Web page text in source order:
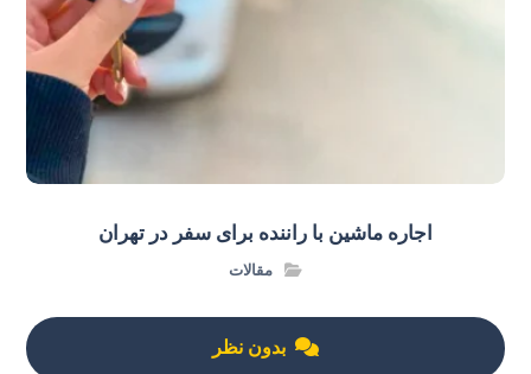
اجاره ماشین با راننده برای سفر در تهران
مقالات
بدون نظر